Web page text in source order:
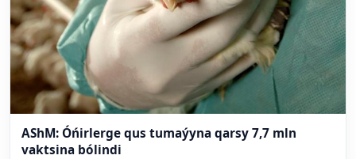
AShM: Óńirlerge qus tumaýyna qarsy 7,7 mln
vaktsina bólindi